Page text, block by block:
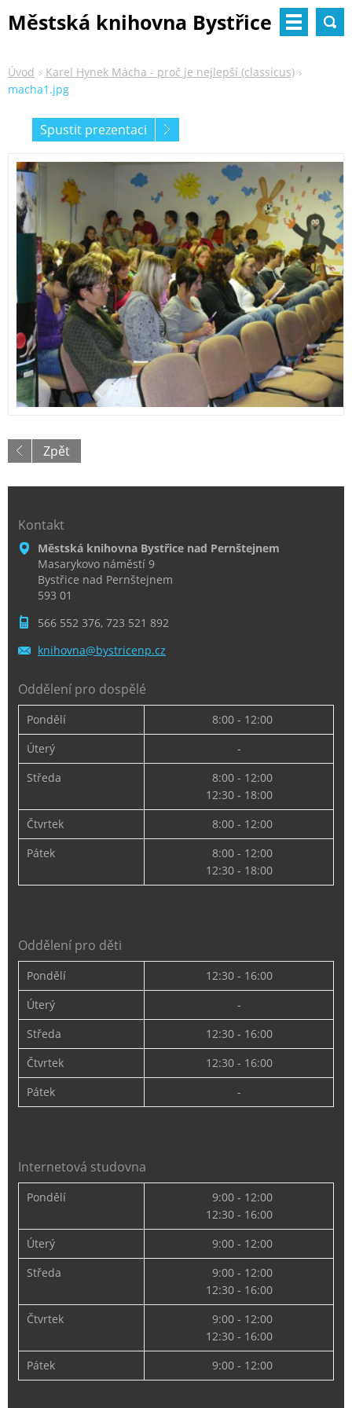
Městská knihovna Bystřice
Úvod
Karel Hynek Mácha - proč je nejlepší (classicus)
macha1.jpg
Spustit prezentaci
Zpět
Kontakt
Městská knihovna Bystřice nad Pernštejnem
Masarykovo náměstí 9
Bystřice nad Pernštejnem
593 01
566 552 376, 723 521 892
knihovna@bystricenp.cz
Oddělení pro dospělé
Pondělí
8:00 - 12:00
Úterý
-
Středa
8:00 - 12:00
12:30 - 18:00
Čtvrtek
8:00 - 12:00
Pátek
8:00 - 12:00
12:30 - 18:00
Oddělení pro děti
Pondělí
12:30 - 16:00
Úterý
-
Středa
12:30 - 16:00
Čtvrtek
12:30 - 16:00
Pátek
-
Internetová studovna
Pondělí
9:00 - 12:00
12:30 - 16:00
Úterý
9:00 - 12:00
Středa
9:00 - 12:00
12:30 - 16:00
Čtvrtek
9:00 - 12:00
12:30 - 16:00
Pátek
9:00 - 12:00